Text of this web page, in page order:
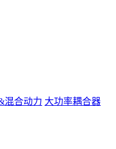
混合动力 大功率耦合器